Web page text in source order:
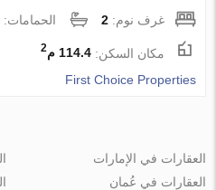
غرف نوم:2 الحمامات:
مكان السكن:114.4 م 2
First Choice Properties
العقارات في الإمارات
العقارات في عُمان